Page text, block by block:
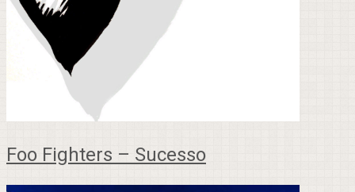
Foo Fighters – Sucesso